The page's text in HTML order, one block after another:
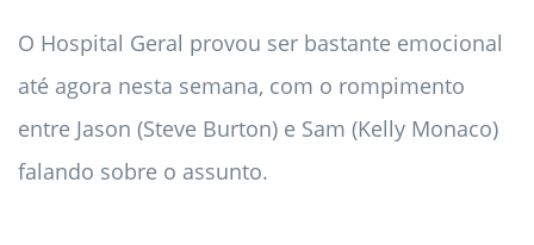
O Hospital Geral provou ser bastante emocional
até agora nesta semana, com o rompimento
entre Jason (Steve Burton) e Sam (Kelly Monaco)
falando sobre o assunto.